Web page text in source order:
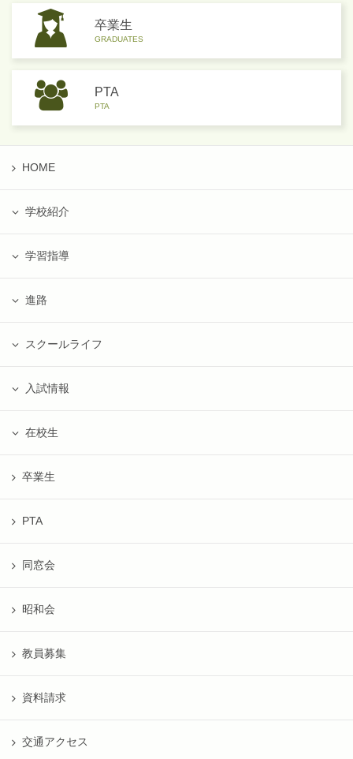
卒業生
GRADUATES
PTA
PTA
HOME
学校紹介
学習指導
進路
スクールライフ
入試情報
在校生
卒業生
PTA
同窓会
昭和会
教員募集
資料請求
交通アクセス